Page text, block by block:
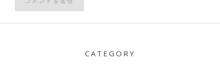
CATEGORY